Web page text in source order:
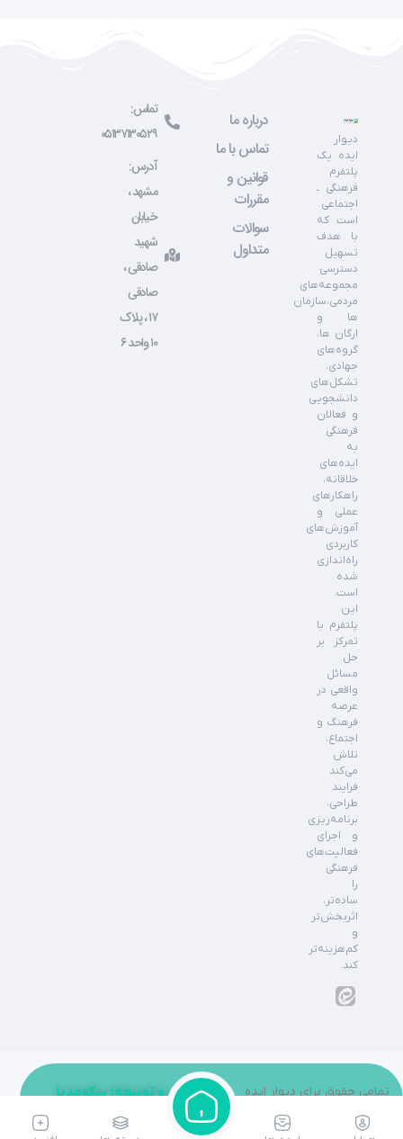
دیوار
ایده یک
پلتفرم
فرهنگی ـ
اجتماعی
است که
با هدف
تسهیل
دسترسی
مجموعه‌های
مردمی،سازمان
ها و
ارگان ها،
گروه‌های
جهادی،
تشکل‌های
دانشجویی
و فعالان
فرهنگی
به
ایده‌های
خلاقانه،
راهکارهای
عملی و
آموزش‌های
کاربردی
راه‌اندازی
شده
است.
این
پلتفرم با
تمرکز بر
حل
مسائل
واقعی در
عرصه
فرهنگ و
اجتماع،
تلاش
می‌کند
فرایند
طراحی،
برنامه‌ریزی
و اجرای
فعالیت‌های
فرهنگی
را
ساده‌تر،
اثربخش‌تر
و
کم‌هزینه‌تر
کند.
درباره ما
تماس با ما
قوانین و
مقررات
سوالات
متداول
تماس:
۰۵۱۳۷۱۳۰۵۲۹
آدرس:
مشهد ،
خیابان
شهید
صادقی ،
صادقی
۱۷ ، پلاک
۱۰ واحد ۶
تمامی حقوق برای دیوار ایده طراحی و توسعه: سکومدیا